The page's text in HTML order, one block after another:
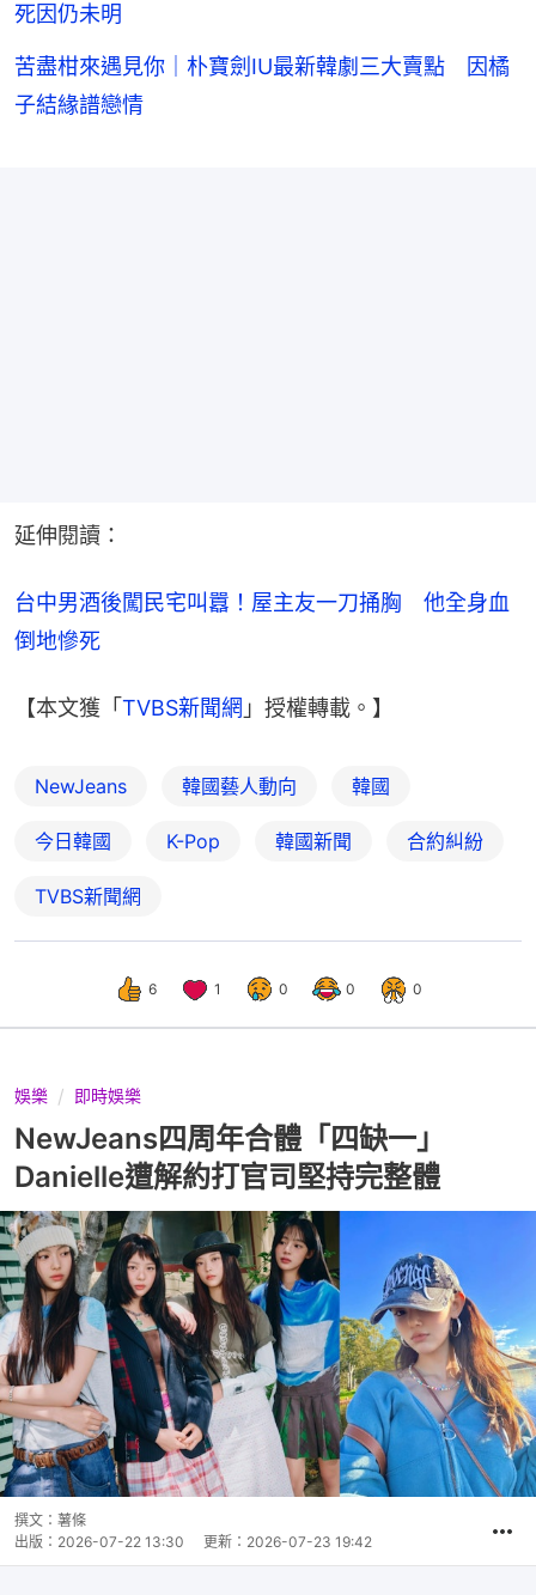
死因仍未明
苦盡柑來遇見你｜朴寶劍IU最新韓劇三大賣點 因橘
子結緣譜戀情
延伸閱讀：
台中男酒後闖民宅叫囂！屋主友一刀捅胸　他全身血
倒地慘死
【本文獲「 TVBS新聞網 」授權轉載。】
NewJeans 韓國藝人動向 韓國
今日韓國 K-Pop 韓國新聞 合約糾紛
TVBS新聞網
6 1 0 0 0
娛樂 即時娛樂
NewJeans四周年合體「四缺一」
Danielle遭解約打官司堅持完整體
撰文： 薯條
出版： 2026-07-22 13:30 更新： 2026-07-23 19:42